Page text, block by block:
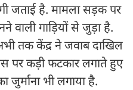
जताई है. मामला सड़क पर
वाली गाड़ियों से जुड़ा है.
तक केंद्र ने जवाब दाखिल
पर कड़ी फटकार लगाते हुए
जुर्माना भी लगाया है.